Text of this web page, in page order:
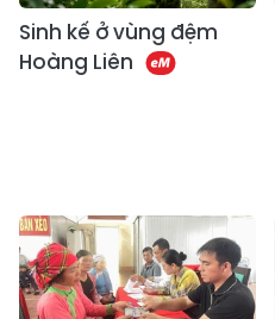
Sinh kế ở vùng đệm
Hoàng Liên